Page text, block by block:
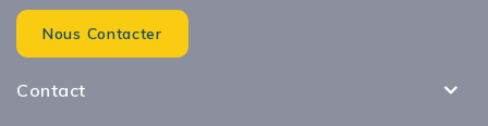
Nous Contacter
Contact